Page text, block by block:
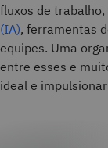
fluxos de
(IA), ferramentas
equipes. Uma
entre esses e
ideal e